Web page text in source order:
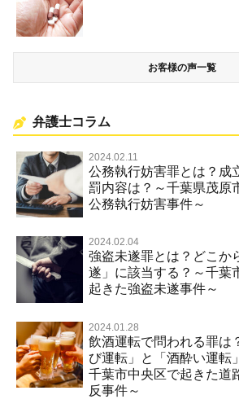
お客様の声一覧
弁護士コラム
2024.02.11
公務執行妨害罪とは？成
罰内容は？～千葉県茂原
公務執行妨害事件～
2024.02.04
強盗未遂罪とは？どこか
遂」に該当する？～千葉
起きた強盗未遂事件～
2024.01.28
飲酒運転で問われる罪は
び運転」と「酒酔い運転
千葉市中央区で起きた道
反事件～